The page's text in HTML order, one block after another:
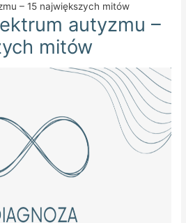
– 15 największych mitów
autyzmu –
mitów